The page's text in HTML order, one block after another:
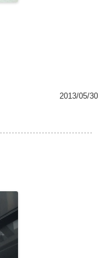
2013/05/30